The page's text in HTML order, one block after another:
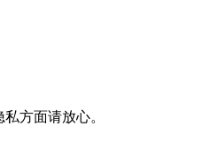
方面请放心。